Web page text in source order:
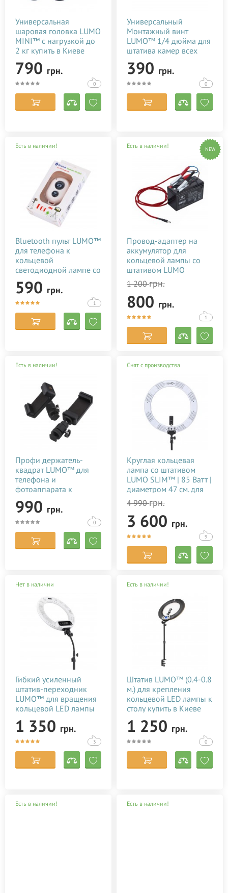
Универсальная
шаровая головка LUMO
MINI™ с нагрузкой до
2 кг купить в Киеве
(Украине)
790 грн.
0
Универсальный
Монтажный винт
LUMO™ 1/4 дюйма для
штатива камер всех
видов
390 грн.
0
Есть в наличии!
Bluetooth пульт LUMO™
для телефона к
кольцевой
светодиодной лампе со
штативом купить в
Киеве (Украине)
590 грн.
1
Есть в наличии! NEW
Провод-адаптер на
аккумулятор для
кольцевой лампы со
штативом LUMO
SHUTTLE™
1 200грн.
800 грн.
1
Есть в наличии!
Профи держатель-
квадрат LUMO™ для
телефона и
фотоаппарата к
кольцевой
светодиодной лампе со
штативом купить в
990 грн.
0
Снят с производства
Круглая кольцевая
лампа со штативом
LUMO SLIM™ | 85 Ватт |
диаметром 47 см. для
съемки видео тик ток,
блогеров, визажиста,
макияжа купить
недорого в Украине
(Киеве)
4 990грн.
3 600 грн.
9
Нет в наличии
Гибкий усиленный
штатив-переходник
LUMO™ для вращения
кольцевой LED лампы
со штативом на 360°
1 350 грн.
3
Есть в наличии!
Штатив LUMO™ (0.4-0.8
м.) для крепления
кольцевой LED лампы к
столу купить в Киеве
(Украине)
1 250 грн.
0
Есть в наличии! Есть в наличии!